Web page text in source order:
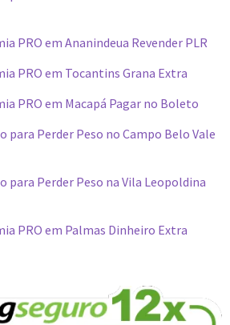
PRO em Ananindeua Revender PLR
PRO em Tocantins Grana Extra
PRO em Macapá Pagar no Boleto
para Perder Peso no Campo Belo Vale
para Perder Peso na Vila Leopoldina
PRO em Palmas Dinheiro Extra